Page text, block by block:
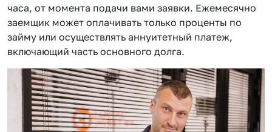
часа, от момента подачи вами заявки. Ежемесячно
заемщик может оплачивать только проценты по
займу или осуществлять аннуитетный платеж,
включающий часть основного долга.